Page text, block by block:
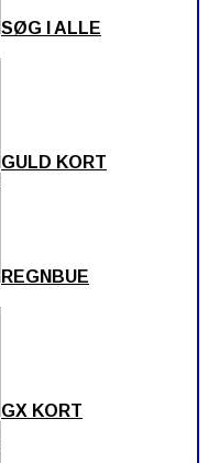
SØG I ALLE
GULD KORT
REGNBUE
GX KORT